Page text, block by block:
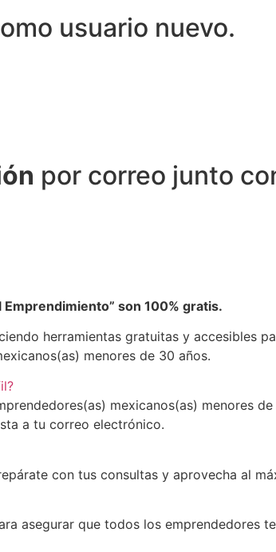
usuario nuevo.
por correo junto
son 100% gratis.
herramientas gratuitas y accesibles
menores de 30 años.
mexicanos(as) menores
a tu correo electrónico.
con tus consultas y aprovecha al
asegurar que todos los emprendedores